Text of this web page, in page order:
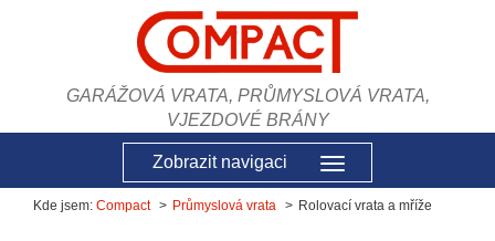
GARÁŽOVÁ VRATA, PRŮMYSLOVÁ VRATA,
VJEZDOVÉ BRÁNY
Zobrazit navigaci
Kde jsem: Compact Průmyslová vrata Rolovací vrata a mříže